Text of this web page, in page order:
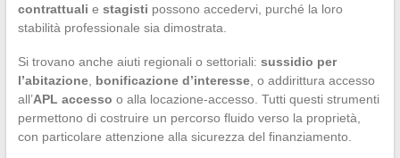
contrattuali e stagisti possono accedervi, purché la loro
stabilità professionale sia dimostrata.
Si trovano anche aiuti regionali o settoriali: sussidio per
l’abitazione, bonificazione d’interesse, o addirittura accesso
all’APL accesso o alla locazione-accesso. Tutti questi strumenti
permettono di costruire un percorso fluido verso la proprietà,
con particolare attenzione alla sicurezza del finanziamento.